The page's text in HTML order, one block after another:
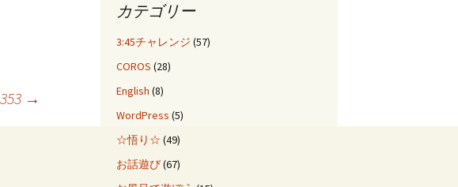
→
カテゴリー
3:45チャレンジ (57)
COROS (28)
English (8)
WordPress (5)
☆悟り☆ (49)
お話遊び(67)